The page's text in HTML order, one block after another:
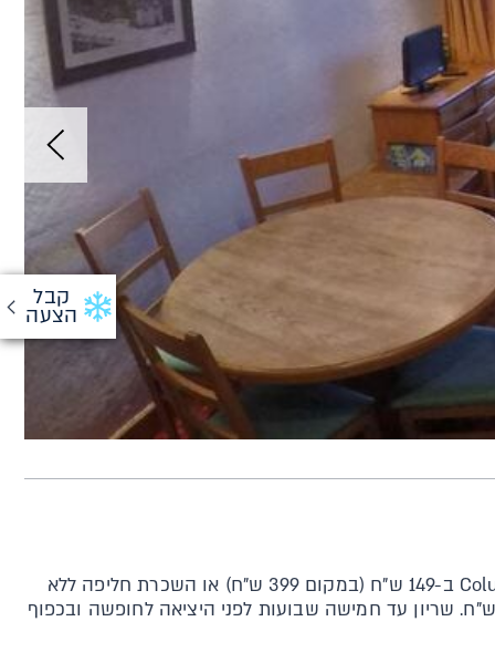
קבל
הצעה
ברשת Columbia ב-149 ש"ח (במקום 399 ש"ח) או השכרת חליפה ללא
עלות בקניה בחנות מעל 299 ש"ח. שריון עד חמישה שבועות לפני היציאה לחופשה ובכפוף